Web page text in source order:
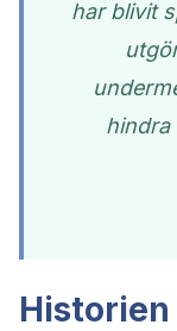
har blivit
hindra
Historien